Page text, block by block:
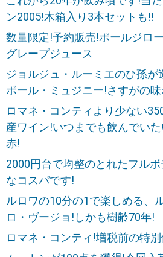
ン2005!木箱入り3本セットも!!
数量限定!予約販売!ポールジ
グレープジュース
ジョルジュ・ルーミエのひ孫が
ボール・ミュジニー!さすがの
ロマネ・コンティより少ない
産ワイン!いつまでも飲んでい
赤!
2000円台で均整のとれたフル
なコスパです!
ルロワの10分の1で楽しめる、
ロ・ヴージョ!しかも樹齢70年!
ロマネ・コンティ!増税前の特